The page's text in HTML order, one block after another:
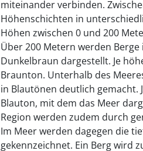
miteinander verbinden.
Höhenschichten in
Höhen zwischen 0 und 200
Über 200 Metern werden
Dunkelbraun dargestellt. Je
Braunton. Unterhalb des
in Blautönen deutlich gemacht.
Blauton, mit dem das Meer
Region werden zudem durch
Im Meer werden dagegen die
gekennzeichnet. Ein Berg wird